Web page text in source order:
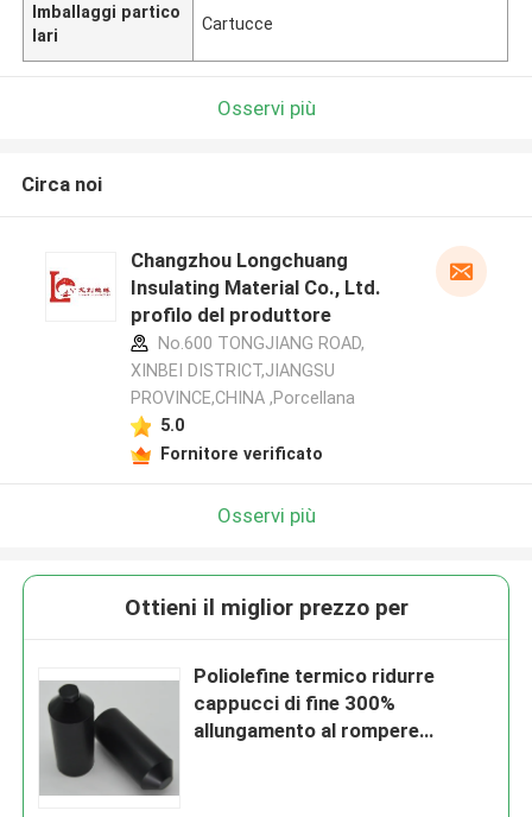
Imballaggi partico
lari
Cartucce
Osservi più
Circa noi
Changzhou Longchuang
Insulating Material Co., Ltd.
profilo del produttore
No.600 TONGJIANG ROAD,
XINBEI DISTRICT,JIANGSU
PROVINCE,CHINA ,Porcellana
5.0
Fornitore verificato
Osservi più
Ottieni il miglior prezzo per
Poliolefine termico ridurre
cappucci di fine 300%
allungamento al rompere